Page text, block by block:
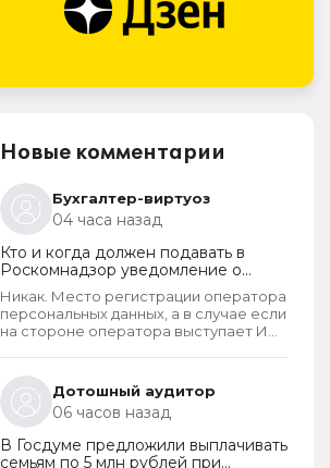
Новые комментарии
Бухгалтер-виртуоз
04 часа назад
Кто и когда должен подавать в
Роскомнадзор уведомление о
прекращении обработки
персональных данных
Никак. Место регистрации оператора
персональных данных, а в случае если
на стороне оператора выступает ИП
неотъемлемым атрибутом реестра
РКН. Данная информация подлежит
обязательному размещению в
реестре наряду со всеми прочими
сведениями. Делается это для того,
Дотошный аудитор
06 часов назад
В Госдуме предложили выплачивать
семьям по 5 млн рублей при